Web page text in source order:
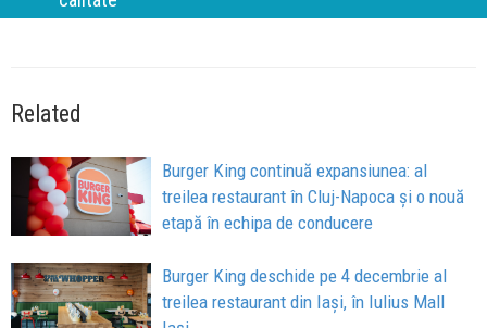
Related
Burger King continuă expansiunea: al
treilea restaurant în Cluj-Napoca și o nouă
etapă în echipa de conducere
Burger King deschide pe 4 decembrie al
treilea restaurant din Iași, în Iulius Mall